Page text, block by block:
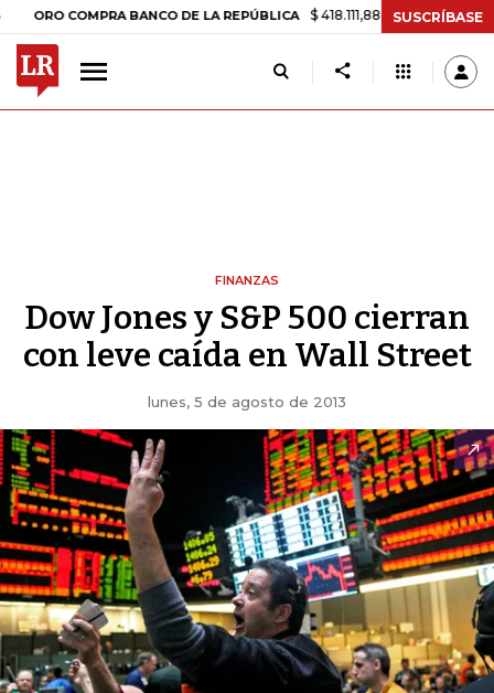
COMPRA BANCO DE LA REPÚBLICA $ 418.111,88 +$ 9.612,91 +2,35%
SUSCRÍBASE
FINANZAS
Dow Jones y S&P 500 cierran
con leve caída en Wall Street
lunes, 5 de agosto de 2013